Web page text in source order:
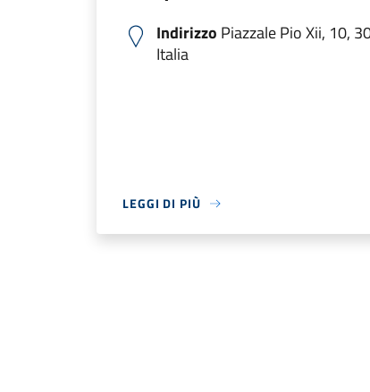
Indirizzo Piazzale Pio Xii, 10,
Italia
LEGGI DI PIÙ